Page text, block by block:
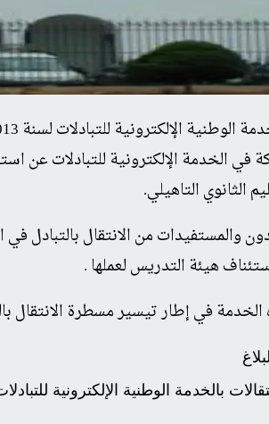
لسنة 2013 نتائج الانتقالات بالخدمة الوطنية الإلكترونية للتبادلات لسنة 2013
والمستفيدات من الانتقال بالتبادل في
هيئة التدريس لعملها .
في إطار تيسير مسطرة الانتقال
بالخدمة الوطنية الإلكترونية للتبادلات